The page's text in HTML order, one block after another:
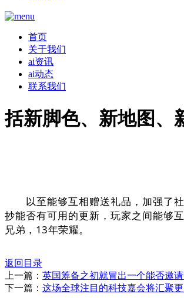
首页
关于我们
ai资讯
ai动态
联系我们
括新脚色、新地图、
以至能够互相赠送礼品，加强了社
抄能否有可用的更新，玩家之间能够
兄弟，13年荣耀。
返回目录
上一篇： 英国筹备之初就冒出一个能否邀
下一篇： 这场全球注目的科技嘉会将汇聚